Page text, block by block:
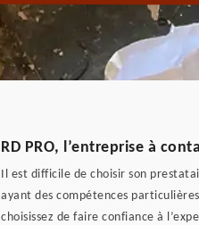
RD PRO, l’entreprise à
Il est difficile de choisir son
ayant des compétences
choisissez de faire confiance à